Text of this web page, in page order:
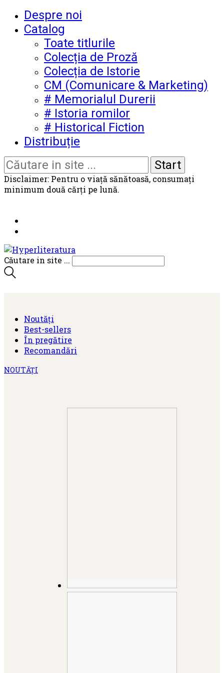
Despre noi
Catalog
Toate titlurile
Colecția de Proză
Colecția de Istorie
CM (Comunicare & Marketing)
# Memorialul Durerii
# Istoria romilor
# Historical Fiction
Distribuție
Disclaimer: Pentru o viață sănătoasă, consumați
minimum două cărți pe lună.
Căutare in site ...
Noutăți
Best-sellers
În pregătire
Recomandări
NOUTĂȚI